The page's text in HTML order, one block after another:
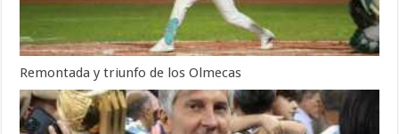
Remontada y triunfo de los Olmecas